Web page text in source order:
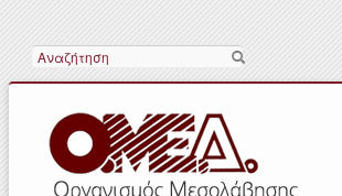
Search